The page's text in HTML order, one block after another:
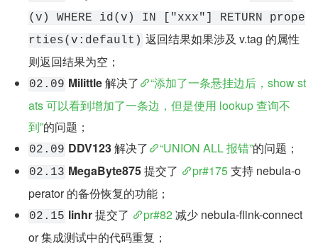
(v) WHERE id(v) IN ["xxx"] RETURN prope
rties(v:default) 返回结果如果涉及 v.tag 的属性
则返回结果为空；
02.09 Milittle 解决了
“添加了一条悬挂边后，show st
ats 可以看到增加了一条边，但是使用 lookup 查询不
到”的问题；
02.09 DDV123 解决了 “UNION ALL 报错”的问题；
02.13 MegaByte875 提交了 pr#175 支持 nebula-o
perator 的备份恢复的功能；
02.15 linhr 提交了 pr#82 减少 nebula-flink-connect
or 集成测试中的代码重复；